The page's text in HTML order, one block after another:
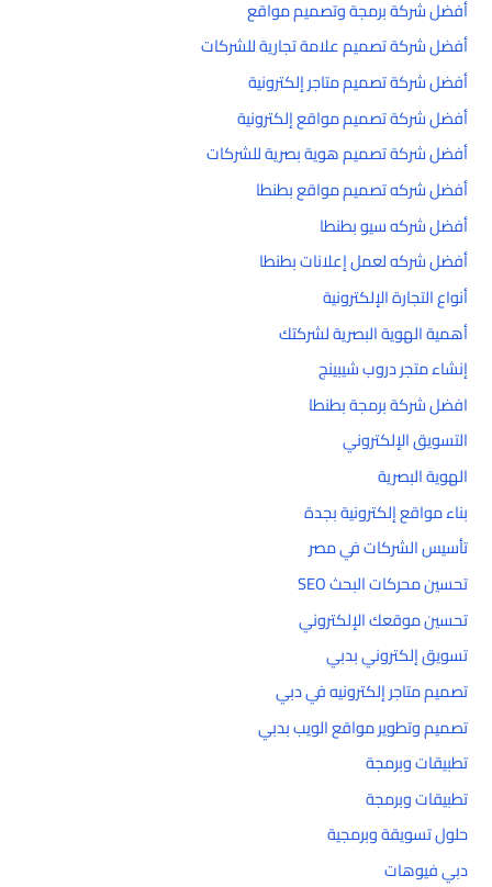
أفضل شركة برمجة وتصميم مواقع
أفضل شركة تصميم علامة تجارية للشركات
أفضل شركة تصميم متاجر إلكترونية
أفضل شركة تصميم مواقع إلكترونية
أفضل شركة تصميم هوية بصرية للشركات
أفضل شركه تصميم مواقع بطنطا
أفضل شركه سيو بطنطا
أفضل شركه لعمل إعلانات بطنطا
أنواع التجارة الإلكترونية
أهمية الهوية البصرية لشركتك
إنشاء متجر دروب شيبينج
افضل شركة برمجة بطنطا
التسويق الإلكتروني
الهوية البصرية
بناء مواقع إلكترونية بجدة
تأسيس الشركات في مصر
تحسين محركات البحث SEO
تحسين موقعك الإلكتروني
تسويق إلكتروني بدبي
تصميم متاجر إلكترونيه في دبي
تصميم وتطوير مواقع الويب بدبي
تطبيقات وبرمجة
تطبيقات وبرمجة
حلول تسويقة وبرمجية
دبي فيوهات